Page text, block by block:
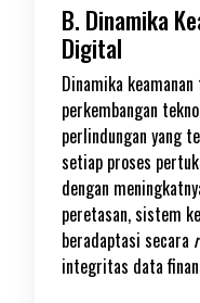
B. Dinamika
Digital
Dinamika
perkembangan
perlindungan yang
setiap proses
dengan
peretasan, sistem
beradaptasi secara
integritas data